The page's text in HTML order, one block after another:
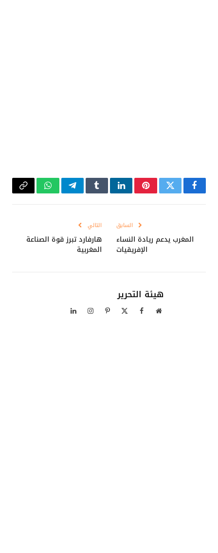
فيسبوكتويتر بينتيريستلينكدإنTumblrتيلقرامواتسابCopy
السابق
المغرب يدعم ريادة النساء
الإفريقيات
التالي
هارفارد تبرز قوة الصناعة
المغربية
هيئة التحرير
موقع فيسبوك بينتيريستالانستغراملينكدإن